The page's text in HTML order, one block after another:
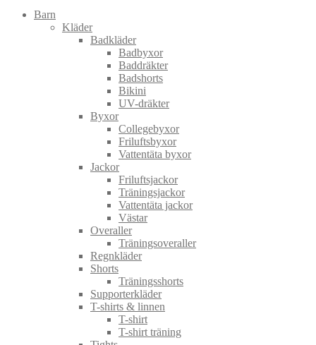
Barn
Kläder
Badkläder
Badbyxor
Baddräkter
Badshorts
Bikini
UV-dräkter
Byxor
Collegebyxor
Friluftsbyxor
Vattentäta byxor
Jackor
Friluftsjackor
Träningsjackor
Vattentäta jackor
Västar
Overaller
Träningsoveraller
Regnkläder
Shorts
Träningsshorts
Supporterkläder
T-shirts & linnen
T-shirt
T-shirt träning